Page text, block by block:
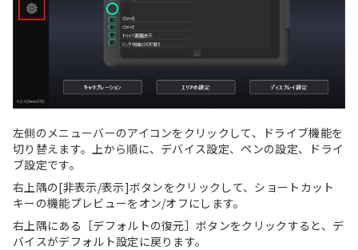
左側のメニューバーのアイコンをクリックして、ドライブ機能を
切り替えます。上から順に、デバイス設定、ペンの設定、ドライ
ブ設定です。
右上隅の[非表示/表示]ボタンをクリックして、ショートカット
キーの機能プレビューをオン/オフにします。
右上隅にある［デフォルトの復元］ボタンをクリックすると、デ
バイスがデフォルト設定に戻ります。